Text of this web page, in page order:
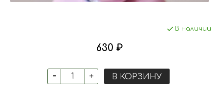
В наличии
630 ₽
В КОРЗИНУ